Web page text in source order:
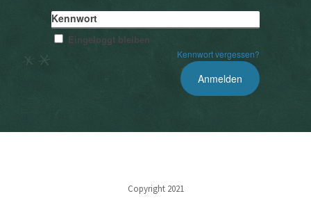
Kennwort
Eingeloggt bleiben
Kennwort vergessen?
Copyright 2021